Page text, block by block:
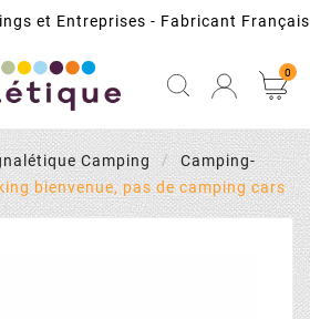
et Entreprises - Fabricant Français
0
Camping
Camping-
bienvenue, pas de camping cars